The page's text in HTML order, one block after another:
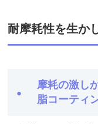
耐摩耗性を生か
摩耗の激し
脂コーティ